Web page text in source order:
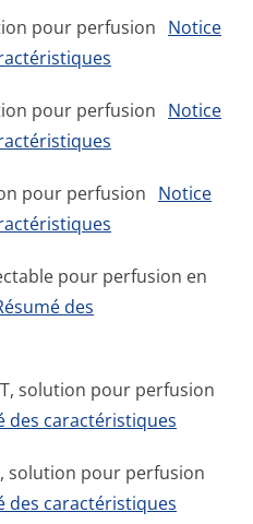
pour perfusion Notice
pour perfusion Notice
pour perfusion Notice
pour perfusion en
des
solution pour perfusion
des caractéristiques
solution pour perfusion
des caractéristiques